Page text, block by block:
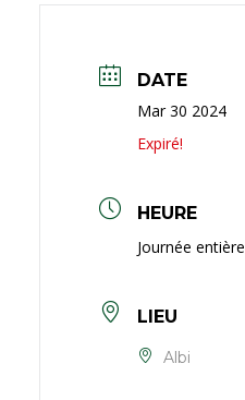
DATE
Mar 30 2024
Expiré!
HEURE
Journée entière
LIEU
Albi